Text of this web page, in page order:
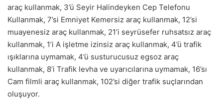
araç kullanmak, 3’ü Seyir Halindeyken Cep Telefonu
Kullanmak, 7’si Emniyet Kemersiz araç kullanmak, 12’si
muayenesiz araç kullanmak, 21’i seyrüsefer ruhsatsız araç
kullanmak, 1’i A işletme izinsiz araç kullanmak, 4’ü trafik
ışıklarına uymamak, 4’ü susturucusuz egsoz araç
kullanmak, 8’i Trafik levha ve uyarıcılarına uymamak, 16’sı
Cam filmli araç kullanmak, 102’si diğer trafik suçlarından
oluşuyor.